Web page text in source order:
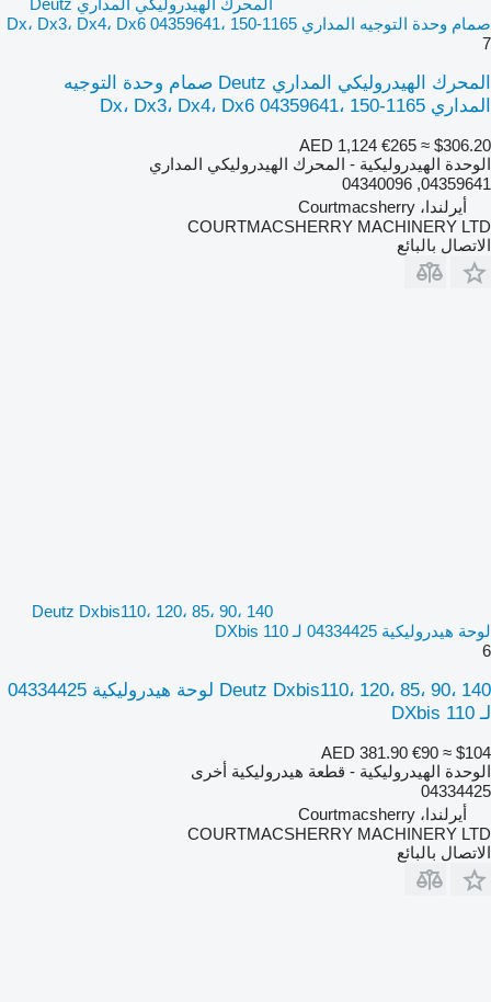
المحرك الهيدروليكي المداري Deutz
صمام وحدة التوجيه المداري Dx، Dx3، Dx4، Dx6 04359641، 150-1165
7
المحرك الهيدروليكي المداري Deutz صمام وحدة التوجيه
المداري Dx، Dx3، Dx4، Dx6 04359641، 150-1165
AED 1,124 €265 ≈ $306.20
الوحدة الهيدروليكية - المحرك الهيدروليكي المداري
04359641, 04340096
أيرلندا، Courtmacsherry
COURTMACSHERRY MACHINERY LTD
الاتصال بالبائع
Deutz Dxbis110، 120، 85، 90، 140
لوحة هيدروليكية 04334425 لـ DXbis 110
6
Deutz Dxbis110، 120، 85، 90، 140 لوحة هيدروليكية 04334425
لـ DXbis 110
AED 381.90 €90 ≈ $104
الوحدة الهيدروليكية - قطعة هيدروليكية أخرى
04334425
أيرلندا، Courtmacsherry
COURTMACSHERRY MACHINERY LTD
الاتصال بالبائع